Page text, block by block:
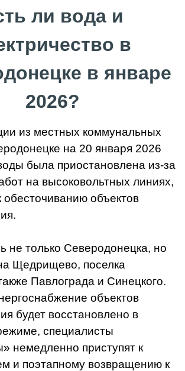
ли вода и
в
в январе
2026?
из местных коммунальных
на 20 января 2026
была приостановлена из-за
на высоковольтных линиях,
обесточиванию объектов
не только Северодонецка, но
Щедрищево, поселка
Павлограда и Синецкого.
объектов
будет восстановлено в
специалисты
немедленно приступят к
и поэтапному возвращению к